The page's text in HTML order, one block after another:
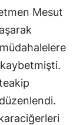
Mesut